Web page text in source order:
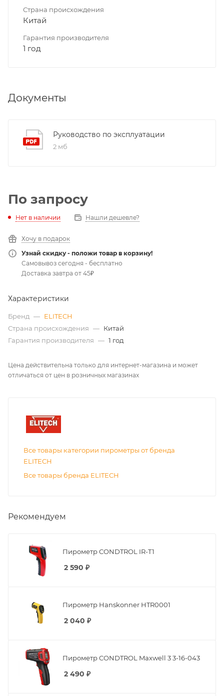
Страна происхождения
Китай
Гарантия производителя
1 год
Документы
Руководство по эксплуатации
2 мб
По запросу
Нет в наличии Нашли дешевле?
Хочу в подарок
Узнай скидку - положи товар в корзину!
Самовывоз сегодня - бесплатно
Доставка завтра от 45₽
Характеристики
Бренд — ELITECH
Страна происхождения — Китай
Гарантия производителя — 1 год
Цена действительна только для интернет-магазина и может
отличаться от цен в розничных магазинах
Все товары категории пирометры от бренда
ELITECH
Все товары бренда ELITECH
Рекомендуем
Пирометр CONDTROL IR-T1
2 590 ₽
Пирометр Hanskonner HTR0001
2 040 ₽
Пирометр CONDTROL Maxwell 3 3-16-043
2 490 ₽